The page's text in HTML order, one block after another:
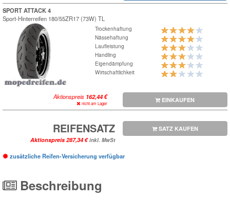
SPORT ATTACK 4
Sport-Hinterreifen 180/55ZR17 (73W) TL
Trockenhaftung
Nässehaftung
Laufleistung
Handling
Eigendämpfung
Wirtschaftlichkeit
Aktionspreis
nicht am Lager EINKAUFEN
REIFENSATZ
Aktionspreis inkl. MwSt
SATZ KAUFEN
zusätzliche Reifen-Versicherung verfügbar
Beschreibung